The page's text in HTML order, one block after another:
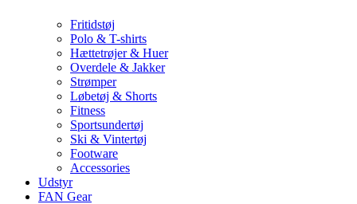
Fritidstøj
Polo & T-shirts
Hættetrøjer & Huer
Overdele & Jakker
Strømper
Løbetøj & Shorts
Fitness
Sportsundertøj
Ski & Vintertøj
Footware
Accessories
Udstyr
FAN Gear